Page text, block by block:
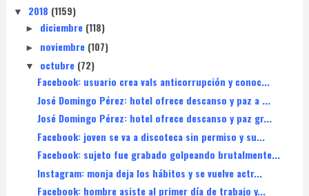
▼ 2018 (1159)
► diciembre (118)
► noviembre (107)
▼ octubre (72)
Facebook: usuario crea vals anticorrupción y conoc...
José Domingo Pérez: hotel ofrece descanso y paz a ...
José Domingo Pérez: hotel ofrece descanso y paz gr...
Facebook: joven se va a discoteca sin permiso y su...
Facebook: sujeto fue grabado golpeando brutalmente...
Instagram: monja deja los hábitos y se vuelve actr...
Facebook: hombre asiste al primer día de trabajo y...